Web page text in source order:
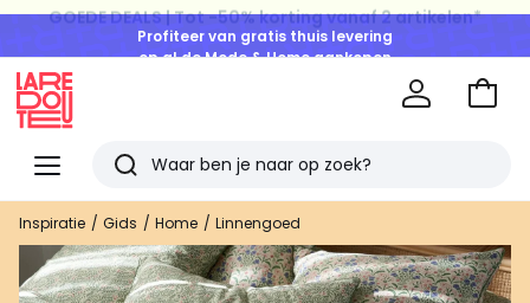
Profiteer van gratis thuis levering
op al de Mode & Home aankopen
Menu
Redoute
Zoeken
Laatst
bekeken
artikelen
Naar
Inspiratie Gids Home Linnengoed